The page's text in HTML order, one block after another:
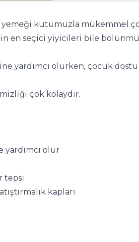
kutumuzla mükemmel
en seçici yiyicileri bile
yardımcı olurken, çocuk
çok kolaydır.
yardımcı olur
tepsi
kapları